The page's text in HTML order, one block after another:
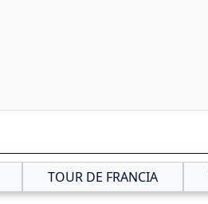
TOUR DE FRANCIA